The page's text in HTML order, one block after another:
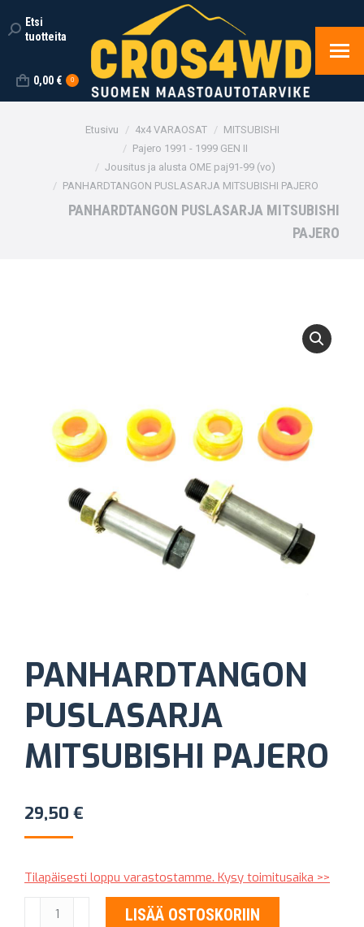
Search:
Etsi
tuotteita
0,00 € 0
You are here:Etusivu 4x4 VARAOSAT
MITSUBISHI
Pajero 1991 - 1999 GEN II
Jousitus ja alusta OME paj91-99 (vo)
PANHARDTANGON PUSLASARJA MITSUBISHI PAJERO
PANHARDTANGON PUSLASARJA MITSUBISHI
PAJERO
PANHARDTANGON
PUSLASARJA
MITSUBISHI PAJERO
29,50 €
Tilapäisesti loppu varastostamme. Kysy toimitusaika >>
PANHARDTANGONLISÄÄ OSTOSKORIIN